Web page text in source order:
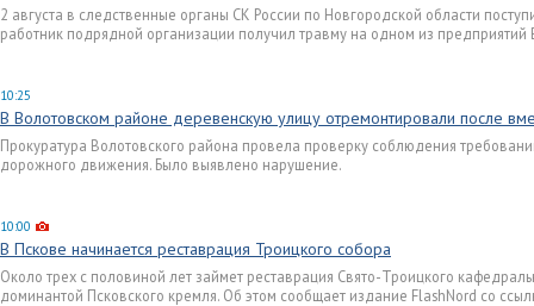
2 августа в следственные органы СК России по Новгородской области
работник подрядной организации получил травму на одном из предприятий
10:25
В Волотовском районе деревенскую улицу отремонтировали после
Прокуратура Волотовского района провела проверку соблюдения
дорожного движения. Было выявлено нарушение.
10:00
В Пскове начинается реставрация Троицкого собора
Около трех с половиной лет займет реставрация Свято-Троицкого
доминантой Псковского кремля. Об этом сообщает издание FlashNord со